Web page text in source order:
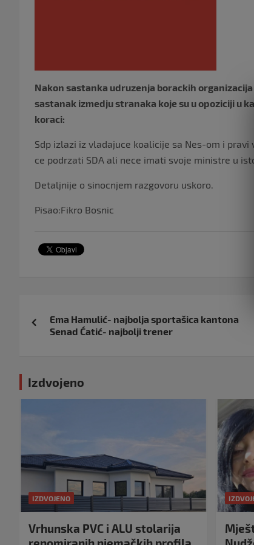
Nakon sastanka udruzenja borackih
sastanak izmedju stranaka koje su u opoziciji u
koraci:
Sdp izlazi iz vladajuce koalicije sa Nes-om i
ce podrzati SDA ali nece imati svoje ministre u
Detaljnije o sinocnjem razgovoru uskoro.
Pisao:Fikro Bosnic
objava
Ema Hamulić- najbolja sportašica kantona
Senad Ćatić- najbolji trener
Izdvojeno
IZDVOJENO
Vrhunska PVC i ALU stolarija